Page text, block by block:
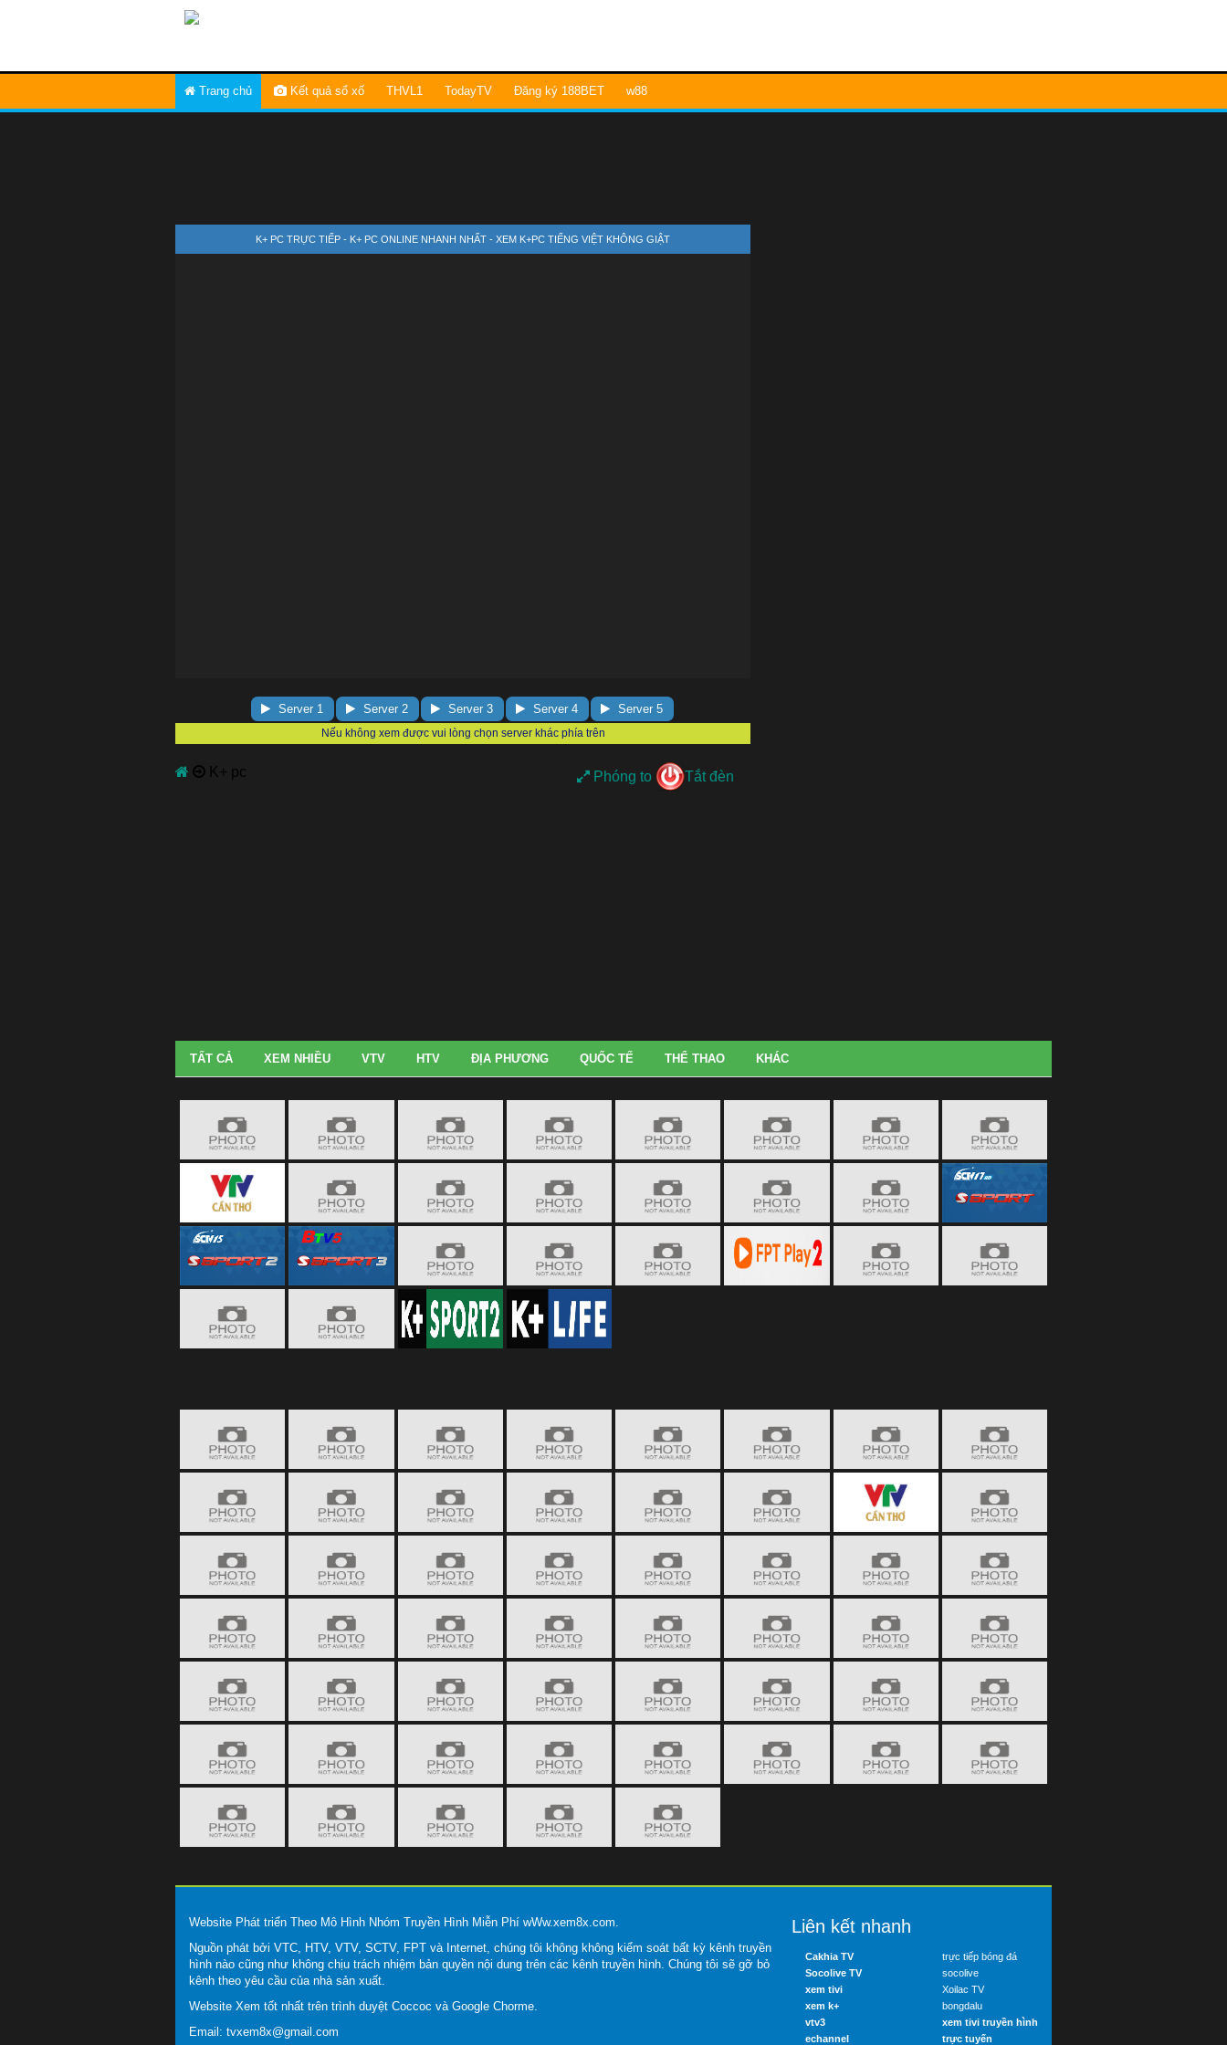
Trang chủ Kết quả sổ xố THVL1 TodayTV Đăng ký 188BET w88
K+ PC TRỰC TIẾP - K+ PC ONLINE NHANH NHẤT - XEM K+PC TIẾNG VIỆT KHÔNG GIẬT
Server 1 Server 2 Server 3 Server 4 Server 5
K+ pc Phóng to Tắt đèn
TẤT CẢ XEM NHIỀU VTV HTV ĐỊA PHƯƠNG QUỐC TẾ THỂ THAO KHÁC
Website Phát triển Theo Mô Hình Nhóm Truyền Hình Miễn Phí wWw.xem8x.com.
Nguồn phát bởi VTC, HTV, VTV, SCTV, FPT và Internet, chúng tôi không không kiểm soát bất kỳ kênh truyền
hình nào cũng như không chịu trách nhiệm bản quyền nội dung trên các kênh truyền hình. Chúng tôi sẽ gỡ bỏ
kênh theo yêu cầu của nhà sản xuất.
Website Xem tốt nhất trên trình duyệt Coccoc và Google Chorme.
Email: tvxem8x@gmail.com
Liên kết nhanh
Cakhia TV
Socolive TV
xem tivi
xem k+
vtv3
echannel
trực tiếp bóng đá
socolive
Xoilac TV
bongdalu
xem tivi truyền hình
trực tuyến